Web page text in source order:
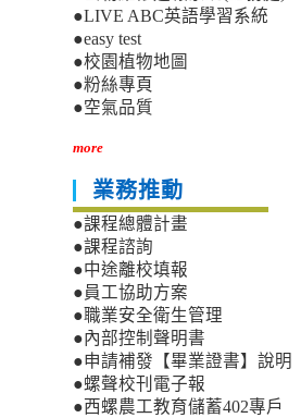
●LIVE ABC英語學習系統
●easy test
●校園植物地圖
●粉絲專頁
●空氣品質
more
業務推動
●課程總體計畫
●課程諮詢
●中途離校填報
●員工協助方案
●職業安全衛生管理
●內部控制聲明書
●申請補發【畢業證書】說明
●螺聲校刊電子報
●西螺農工教育儲蓄402專戶